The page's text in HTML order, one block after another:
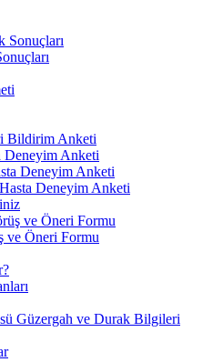
Sonuçları
Bildirim Anketi
Deneyim Anketi
Deneyim Anketi
Deneyim Anketi
ve Öneri Formu
ve Öneri Formu
Güzergah ve Durak Bilgileri